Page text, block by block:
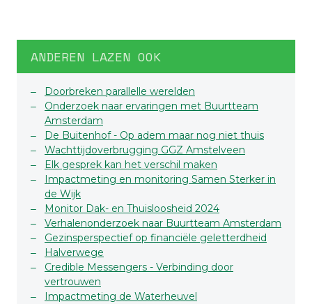
ANDEREN LAZEN OOK
Doorbreken parallelle werelden
Onderzoek naar ervaringen met Buurtteam
Amsterdam
De Buitenhof - Op adem maar nog niet thuis
Wachttijdoverbrugging GGZ Amstelveen
Elk gesprek kan het verschil maken
Impactmeting en monitoring Samen Sterker in
de Wijk
Monitor Dak- en Thuisloosheid 2024
Verhalenonderzoek naar Buurtteam Amsterdam
Gezinsperspectief op financiële geletterdheid
Halverwege
Credible Messengers - Verbinding door
vertrouwen
Impactmeting de Waterheuvel